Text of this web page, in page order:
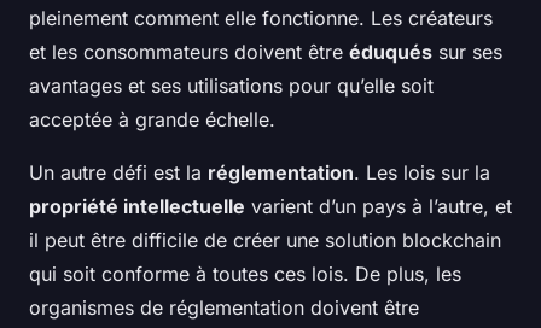
pleinement comment elle fonctionne. Les créateurs
et les consommateurs doivent être éduqués sur ses
avantages et ses utilisations pour qu’elle soit
acceptée à grande échelle.
Un autre défi est la réglementation. Les lois sur la
propriété intellectuelle varient d’un pays à l’autre, et
il peut être difficile de créer une solution blockchain
qui soit conforme à toutes ces lois. De plus, les
organismes de réglementation doivent être